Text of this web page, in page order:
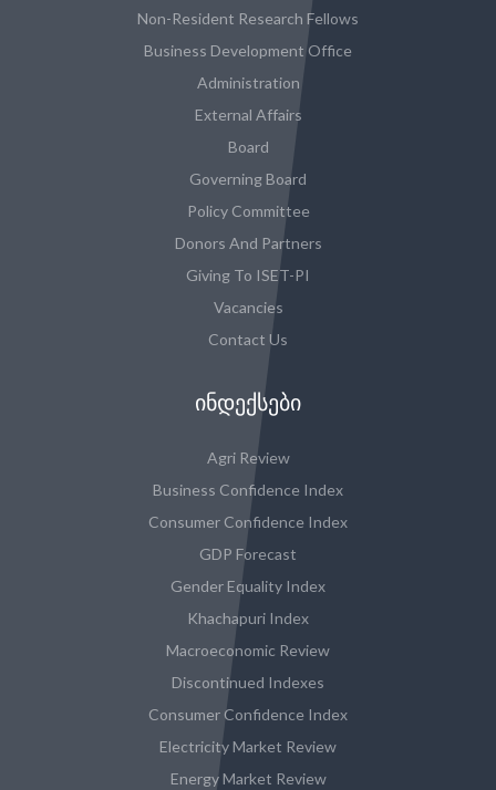
Non-Resident Research Fellows
Business Development Office
Administration
External Affairs
Board
Governing Board
Policy Committee
Donors And Partners
Giving To ISET-PI
Vacancies
Contact Us
ᲘᲜᲓᲔᲥᲡᲔᲑᲘ
Agri Review
Business Confidence Index
Consumer Confidence Index
GDP Forecast
Gender Equality Index
Khachapuri Index
Macroeconomic Review
Discontinued Indexes
Consumer Confidence Index
Electricity Market Review
Energy Market Review